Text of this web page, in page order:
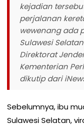
kejadian
perjalanan
wewenang ada
Sulawesi
Direktorat
Kementerian
dikutip dari
Sebelumnya, ibu
Sulawesi Selatan,